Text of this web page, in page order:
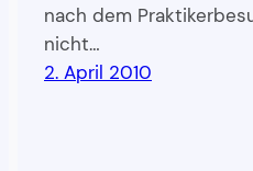
nach dem
nicht…
2. April 2010